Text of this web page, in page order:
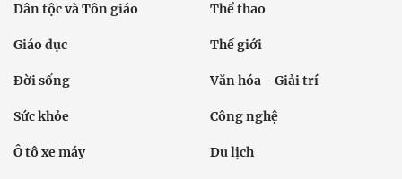
Dân tộc và Tôn giáo Thể thao
Giáo dục Thế giới
Đời sống Văn hóa - Giải trí
Sức khỏe Công nghệ
Ô tô xe máy Du lịch